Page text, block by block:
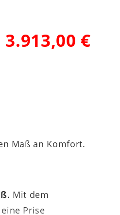
3.913,00 €
Maß an Komfort.
. Mit dem
Prise